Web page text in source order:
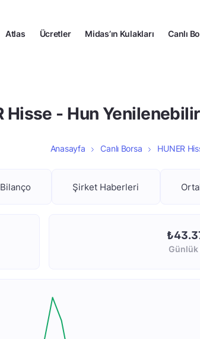
Atlas Ücretler Midas’ın Kulakları Canlı
Hisse - Hun
Anasayfa Canlı Borsa HUNER
Bilanço Şirket Haberleri
Günlük